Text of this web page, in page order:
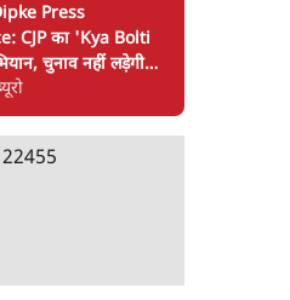
Press
CJP का 'Kya Bolti
चुनाव नहीं लड़ेगी